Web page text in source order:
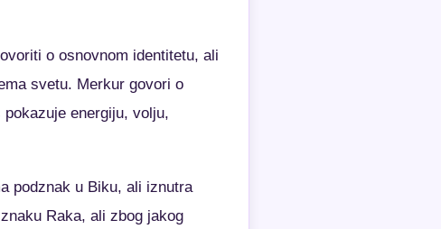
o osnovnom identitetu, ali
svetu. Merkur govori o
energiju, volju,
podznak u Biku, ali iznutra
Raka, ali zbog jakog